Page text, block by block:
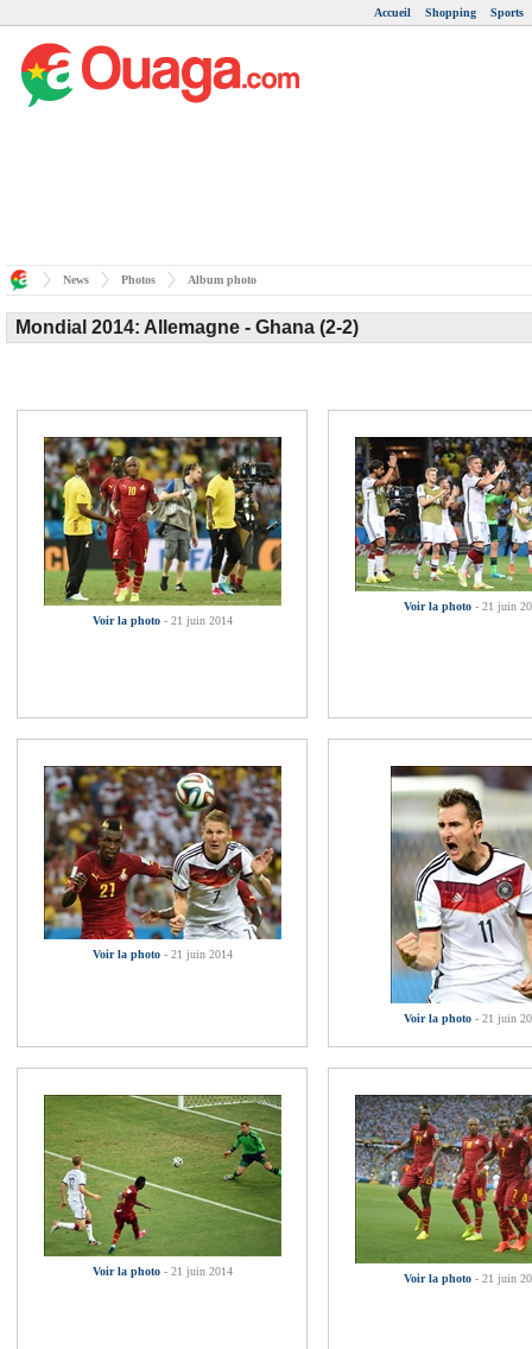
Accueil Shopping Sports
News Photos Album photo
Mondial 2014: Allemagne - Ghana (2-2)
Voir la photo - 21 juin 2014
Voir la photo - 21 juin
Voir la photo - 21 juin 2014
Voir la photo - 21 juin
Voir la photo - 21 juin 2014
Voir la photo - 21 juin